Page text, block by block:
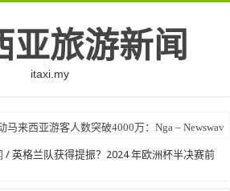
亚旅游新闻
itaxi.my
马来西亚游客人数突破4000万：Nga – Newswav
/ 英格兰队获得提振？2024 年欧洲杯半决赛前